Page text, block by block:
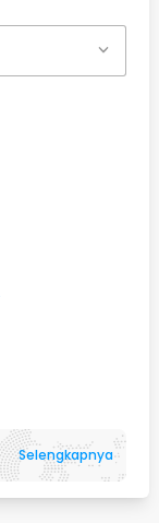
Selengkapnya